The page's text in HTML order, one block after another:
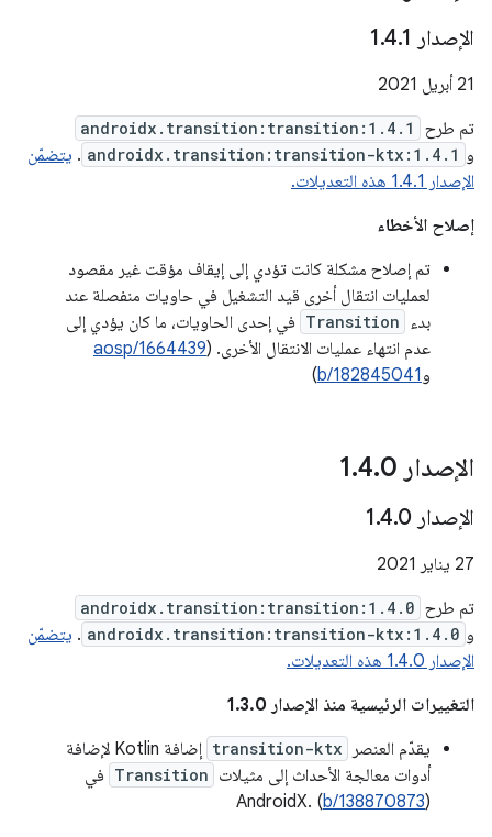
الإصدار 1 .4.1
‫21 أبريل 2021
تم طرح
androidx.transition:transition:1.4.1
و androidx.transition:transition-ktx:1.4.1
. يتضمّن
الإصدار 1.4.1 هذه التعديلات.
إصلاح الأخطاء
تم إصلاح مشكلة كانت تؤدي إلى إيقاف مؤقت غير مقصود
لعمليات انتقال أخرى قيد التشغيل في حاويات منفصلة عند
بدء Transition في إحدى الحاويات، ما كان يؤدي إلى
عدم انتهاء عمليات الانتقال الأخرى. (aosp/1664439
و b/182845041
)
الإصدار 1 .4.0
الإصدار 1 .4.0
‫27 يناير 2021
تم طرح androidx.transition:transition:1.4.0
و androidx.transition:transition-ktx:1.4.0
. يتضمّن
الإصدار 1.4.0 هذه التعديلات.
التغييرات الرئيسية منذ الإصدار 1.3.0
يقدّم العنصر
transition-ktx
إضافة Kotlin لإضافة
أدوات معالجة الأحداث إلى مثيلات Transition في
AndroidX. (b/138870873)